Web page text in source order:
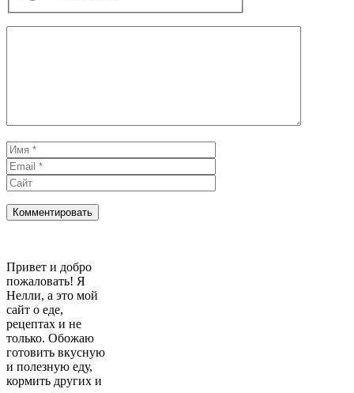
Имя
Привет и добро
пожаловать! Я
Нелли, а это мой
сайт о еде,
рецептах и не
только. Обожаю
готовить вкусную
и полезную еду,
кормить других и